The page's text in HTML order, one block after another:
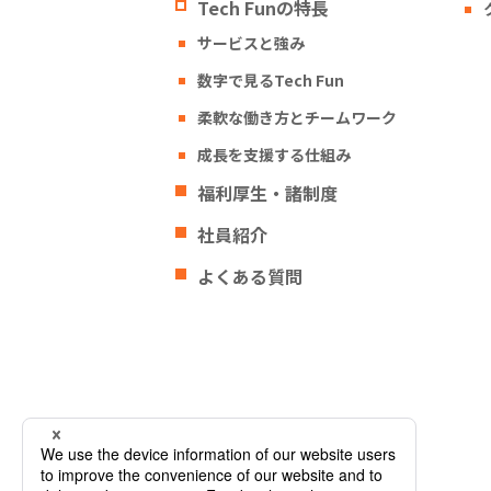
Tech Funの特長
サービスと強み
数字で見るTech Fun
柔軟な働き方とチームワーク
成長を支援する仕組み
福利厚生・諸制度
社員紹介
よくある質問